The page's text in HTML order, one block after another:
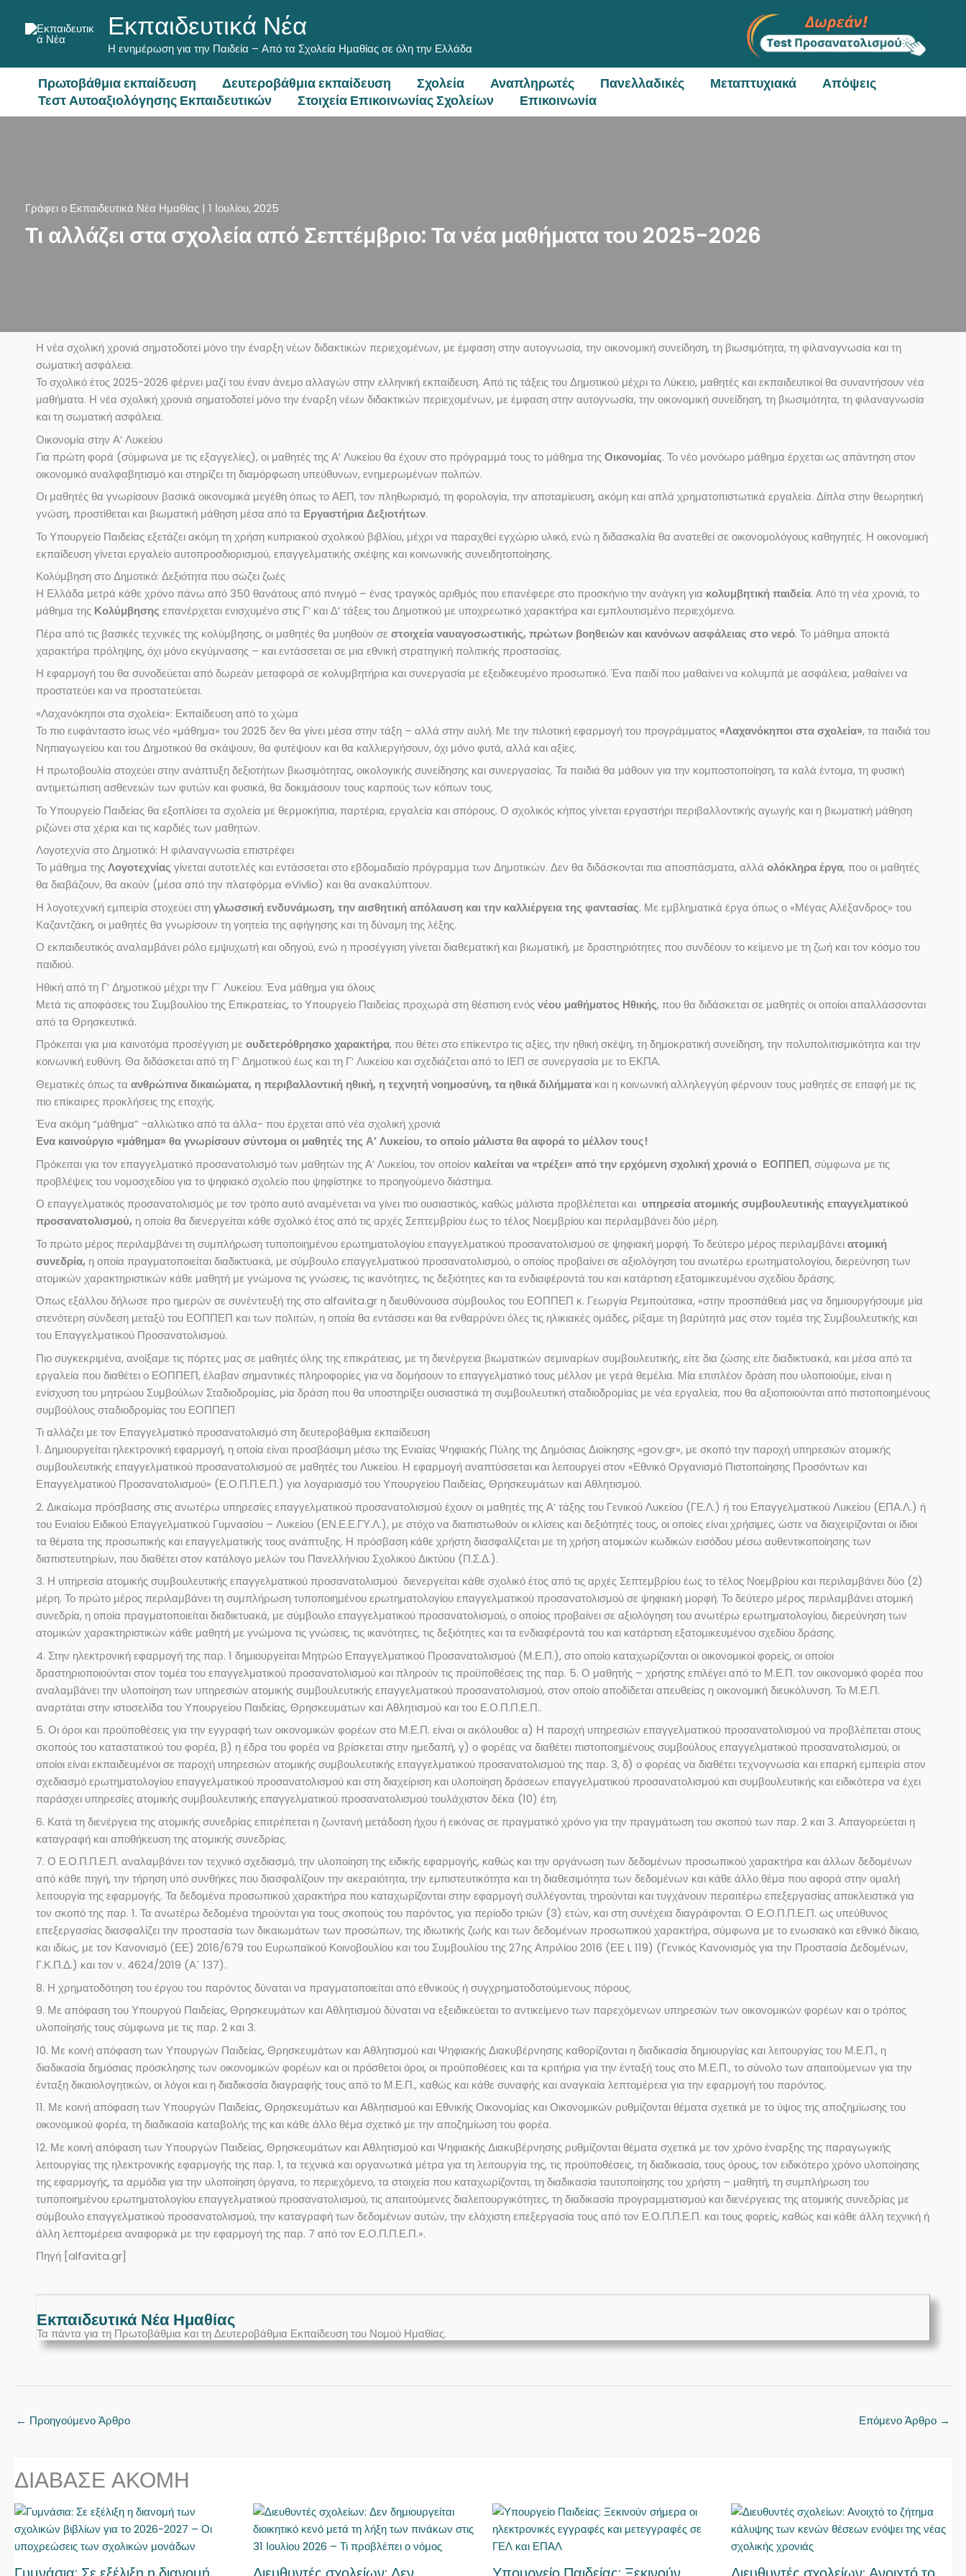
περιεχόμενο
Εκπαιδευτικά Νέα
Η ενημέρωση για την Παιδεία – Από τα Σχολεία Ημαθίας σε όλη την Ελλάδα
Πρωτοβάθμια εκπαίδευση Δευτεροβάθμια εκπαίδευση Σχολεία Αναπληρωτές Πανελλαδικές Μεταπτυχιακά
Απόψεις
Τεστ Αυτοαξιολόγησης Εκπαιδευτικών
Στοιχεία Επικοινωνίας Σχολείων Επικοινωνία
Γράφει ο Εκπαιδευτικά Νέα Ημαθίας | 1 Ιουλίου, 2025
Τι αλλάζει στα σχολεία από Σεπτέμβριο: Τα νέα μαθήματα του 2025-2026
Η νέα σχολική χρονιά σηματοδοτεί μόνο την έναρξη νέων διδακτικών περιεχομένων, με έμφαση στην αυτογνωσία, την οικονομική συνείδηση, τη βιωσιμότητα, τη φιλαναγνωσία και τη
σωματική ασφάλεια.
Το σχολικό έτος 2025-2026 φέρνει μαζί του έναν άνεμο αλλαγών στην ελληνική εκπαίδευση. Από τις τάξεις του Δημοτικού μέχρι το Λύκειο, μαθητές και εκπαιδευτικοί θα συναντήσουν νέα
μαθήματα. Η νέα σχολική χρονιά σηματοδοτεί μόνο την έναρξη νέων διδακτικών περιεχομένων, με έμφαση στην αυτογνωσία, την οικονομική συνείδηση, τη βιωσιμότητα, τη φιλαναγνωσία
και τη σωματική ασφάλεια.
Οικονομία στην Α’ Λυκείου
Για πρώτη φορά (σύμφωνα με τις εξαγγελίες), οι μαθητές της Α’ Λυκείου θα έχουν στο πρόγραμμά τους το μάθημα τηςΟικονομίας. Το νέο μονόωρο μάθημα έρχεται ως απάντηση στον
οικονομικό αναλφαβητισμό και στηρίζει τη διαμόρφωση υπεύθυνων, ενημερωμένων πολιτών.
Οι μαθητές θα γνωρίσουν βασικά οικονομικά μεγέθη όπως το ΑΕΠ, τον πληθωρισμό, τη φορολογία, την αποταμίευση, ακόμη και απλά χρηματοπιστωτικά εργαλεία. Δίπλα στην θεωρητική
γνώση, προστίθεται και βιωματική μάθηση μέσα από τα Εργαστήρια Δεξιοτήτων.
Το Υπουργείο Παιδείας εξετάζει ακόμη τη χρήση κυπριακού σχολικού βιβλίου, μέχρι να παραχθεί εγχώριο υλικό, ενώ η διδασκαλία θα ανατεθεί σε οικονομολόγους καθηγητές. Η οικονομική
εκπαίδευση γίνεται εργαλείο αυτοπροσδιορισμού, επαγγελματικής σκέψης και κοινωνικής συνειδητοποίησης.
Κολύμβηση στο Δημοτικό: Δεξιότητα που σώζει ζωές
Η Ελλάδα μετρά κάθε χρόνο πάνω από 350 θανάτους από πνιγμό – ένας τραγικός αριθμός που επανέφερε στο προσκήνιο την ανάγκη για κολυμβητική παιδεία. Από τη νέα χρονιά, το
μάθημα της Κολύμβησης επανέρχεται ενισχυμένο στις Γ’ και Δ’ τάξεις του Δημοτικού με υποχρεωτικό χαρακτήρα και εμπλουτισμένο περιεχόμενο.
Πέρα από τις βασικές τεχνικές της κολύμβησης, οι μαθητές θα μυηθούν σε στοιχεία ναυαγοσωστικής, πρώτων βοηθειών και κανόνων ασφάλειας στο νερό. Το μάθημα αποκτά
χαρακτήρα πρόληψης, όχι μόνο εκγύμνασης – και εντάσσεται σε μια εθνική στρατηγική πολιτικής προστασίας.
Η εφαρμογή του θα συνοδεύεται από δωρεάν μεταφορά σε κολυμβητήρια και συνεργασία με εξειδικευμένο προσωπικό. Ένα παιδί που μαθαίνει να κολυμπά με ασφάλεια, μαθαίνει να
προστατεύει και να προστατεύεται.
«Λαχανόκηποι στα σχολεία»: Εκπαίδευση από το χώμα
Το πιο ευφάνταστο ίσως νέο «μάθημα» του 2025 δεν θα γίνει μέσα στην τάξη – αλλά στην αυλή. Με την πιλοτική εφαρμογή του προγράμματος «Λαχανόκηποι στα σχολεία», τα παιδιά του
Νηπιαγωγείου και του Δημοτικού θα σκάψουν, θα φυτέψουν και θα καλλιεργήσουν, όχι μόνο φυτά, αλλά και αξίες.
Η πρωτοβουλία στοχεύει στην ανάπτυξη δεξιοτήτων βιωσιμότητας, οικολογικής συνείδησης και συνεργασίας. Τα παιδιά θα μάθουν για την κομποστοποίηση, τα καλά έντομα, τη φυσική
αντιμετώπιση ασθενειών των φυτών και φυσικά, θα δοκιμάσουν τους καρπούς των κόπων τους.
Το Υπουργείο Παιδείας θα εξοπλίσει τα σχολεία με θερμοκήπια, παρτέρια, εργαλεία και σπόρους. Ο σχολικός κήπος γίνεται εργαστήρι περιβαλλοντικής αγωγής και η βιωματική μάθηση
ριζώνει στα χέρια και τις καρδιές των μαθητών.
Λογοτεχνία στο Δημοτικό: Η φιλαναγνωσία επιστρέφει
Το μάθημα τηςΛογοτεχνίας γίνεται αυτοτελές και εντάσσεται στο εβδομαδιαίο πρόγραμμα των Δημοτικών. Δεν θα διδάσκονται πια αποσπάσματα, αλλά ολόκληρα έργα, που οι μαθητές
θα διαβάζουν, θα ακούν (μέσα από την πλατφόρμα eVivlio) και θα ανακαλύπτουν.
Η λογοτεχνική εμπειρία στοχεύει στηγλωσσική ενδυνάμωση, την αισθητική απόλαυση και την καλλιέργεια της φαντασίας. Με εμβληματικά έργα όπως ο «Μέγας Αλέξανδρος» του
Καζαντζάκη, οι μαθητές θα γνωρίσουν τη γοητεία της αφήγησης και τη δύναμη της λέξης.
Ο εκπαιδευτικός αναλαμβάνει ρόλο εμψυχωτή και οδηγού, ενώ η προσέγγιση γίνεται διαθεματική και βιωματική, με δραστηριότητες που συνδέουν το κείμενο με τη ζωή και τον κόσμο του
παιδιού.
Ηθική από τη Γ’ Δημοτικού μέχρι την Γ΄ Λυκείου: Ένα μάθημα για όλους
Μετά τις αποφάσεις του Συμβουλίου της Επικρατείας, το Υπουργείο Παιδείας προχωρά στη θέσπιση ενόςνέου μαθήματος Ηθικής, που θα διδάσκεται σε μαθητές οι οποίοι απαλλάσσονται
από τα Θρησκευτικά.
Πρόκειται για μια καινοτόμα προσέγγιση με ουδετερόθρησκο χαρακτήρα, που θέτει στο επίκεντρο τις αξίες, την ηθική σκέψη, τη δημοκρατική συνείδηση, την πολυπολιτισμικότητα και την
κοινωνική ευθύνη. Θα διδάσκεται από τη Γ’ Δημοτικού έως και τη Γ’ Λυκείου και σχεδιάζεται από το ΙΕΠ σε συνεργασία με το ΕΚΠΑ.
Θεματικές όπως τα ανθρώπινα δικαιώματα, η περιβαλλοντική ηθική, η τεχνητή νοημοσύνη, τα ηθικά διλήμματα και η κοινωνική αλληλεγγύη φέρνουν τους μαθητές σε επαφή με τις
πιο επίκαιρες προκλήσεις της εποχής.
Ένα ακόμη “μάθημα” -αλλιώτικο από τα άλλα- που έρχεται από νέα σχολική χρονιά
Ενα καινούργιο «μάθημα» θα γνωρίσουν σύντομα οι μαθητές της Α’ Λυκείου, το οποίο μάλιστα θα αφορά το μέλλον τους!
Πρόκειται για τον επαγγελματικό προσανατολισμό των μαθητών της Α’ Λυκείου, τον οποίον καλείται να «τρέξει» από την ερχόμενη σχολική χρονιά ο ΕΟΠΠΕΠ, σύμφωνα με τις
προβλέψεις του νομοσχεδίου για το ψηφιακό σχολείο που ψηφίστηκε το προηγούμενο διάστημα.
Ο επαγγελματικός προσανατολισμός με τον τρόπο αυτό αναμένεται να γίνει πιο ουσιαστικός, καθώς μάλιστα προβλέπεται και υπηρεσία ατομικής συμβουλευτικής επαγγελματικού
προσανατολισμού, η οποία θα διενεργείται κάθε σχολικό έτος από τις αρχές Σεπτεμβρίου έως το τέλος Νοεμβρίου και περιλαμβάνει δύο μέρη.
Το πρώτο μέρος περιλαμβάνει τη συμπλήρωση τυποποιημένου ερωτηματολογίου επαγγελματικού προσανατολισμού σε ψηφιακή μορφή. Το δεύτερο μέρος περιλαμβάνειατομική
συνεδρία, η οποία πραγματοποιείται διαδικτυακά, με σύμβουλο επαγγελματικού προσανατολισμού, ο οποίος προβαίνει σε αξιολόγηση του ανωτέρω ερωτηματολογίου, διερεύνηση των
ατομικών χαρακτηριστικών κάθε μαθητή με γνώμονα τις γνώσεις, τις ικανότητες, τις δεξιότητες και τα ενδιαφέροντά του και κατάρτιση εξατομικευμένου σχεδίου δράσης.
Όπως εξάλλου δήλωσε προ ημερών σε συνέντευξή της στο alfavita.gr η διευθύνουσα σύμβουλος του ΕΟΠΠΕΠ κ. Γεωργία Ρεμπούτσικα, «στην προσπάθειά μας να δημιουργήσουμε μία
στενότερη σύνδεση μεταξύ του ΕΟΠΠΕΠ και των πολιτών, η οποία θα εντάσσει και θα ενθαρρύνει όλες τις ηλικιακές ομάδες, ρίξαμε τη βαρύτητά μας στον τομέα της Συμβουλευτικής και
του Επαγγελματικού Προσανατολισμού.
Πιο συγκεκριμένα, ανοίξαμε τις πόρτες μας σε μαθητές όλης της επικράτειας, με τη διενέργεια βιωματικών σεμιναρίων συμβουλευτικής, είτε δια ζώσης είτε διαδικτυακά, και μέσα από τα
εργαλεία που διαθέτει ο ΕΟΠΠΕΠ, έλαβαν σημαντικές πληροφορίες για να δομήσουν το επαγγελματικό τους μέλλον με γερά θεμέλια. Μία επιπλέον δράση που υλοποιούμε, είναι η
ενίσχυση του μητρώου Συμβούλων Σταδιοδρομίας, μία δράση που θα υποστηρίξει ουσιαστικά τη συμβουλευτική σταδιοδρομίας με νέα εργαλεία, που θα αξιοποιούνται από πιστοποιημένους
συμβούλους σταδιοδρομίας του ΕΟΠΠΕΠ
Τι αλλάζει με τον Επαγγελματικό προσανατολισμό στη δευτεροβάθμια εκπαίδευση
1. Δημιουργείται ηλεκτρονική εφαρμογή, η οποία είναι προσβάσιμη μέσω της Ενιαίας Ψηφιακής Πύλης της Δημόσιας Διοίκησης «gov.gr», με σκοπό τηv παροχή υπηρεσιών ατομικής
συμβουλευτικής επαγγελματικού προσανατολισμού σε μαθητές του Λυκείου. Η εφαρμογή αναπτύσσεται και λειτουργεί στον «Εθνικό Οργανισμό Πιστοποίησης Προσόντων και
Επαγγελματικού Προσανατολισμού» (Ε.Ο.Π.Π.Ε.Π.) για λογαριασμό του Υπουργείου Παιδείας, Θρησκευμάτων και Αθλητισμού.
2. Δικαίωμα πρόσβασης στις ανωτέρω υπηρεσίες επαγγελματικού προσανατολισμού έχουν οι μαθητές της Α’ τάξης του Γενικού Λυκείου (ΓΕ.Λ.) ή του Επαγγελματικού Λυκείου (ΕΠΑ.Λ.) ή
του Ενιαίου Ειδικού Επαγγελματικού Γυμνασίου – Λυκείου (ΕΝ.Ε.Ε.ΓΥ.Λ.), με στόχο να διαπιστωθούν οι κλίσεις και δεξιότητές τους, οι οποίες είναι χρήσιμες, ώστε να διαχειρίζονται οι ίδιοι
τα θέματα της προσωπικής και επαγγελματικής τους ανάπτυξης. Η πρόσβαση κάθε χρήστη διασφαλίζεται με τη χρήση ατομικών κωδικών εισόδου μέσω αυθεντικοποίησης των
διαπιστευτηρίων, που διαθέτει στον κατάλογο μελών του Πανελλήνιου Σχολικού Δικτύου (Π.Σ.Δ.).
3. Η υπηρεσία ατομικής συμβουλευτικής επαγγελματικού προσανατολισμού διενεργείται κάθε σχολικό έτος από τις αρχές Σεπτεμβρίου έως το τέλος Νοεμβρίου και περιλαμβάνει δύο (2)
μέρη. Το πρώτο μέρος περιλαμβάνει τη συμπλήρωση τυποποιημένου ερωτηματολογίου επαγγελματικού προσανατολισμού σε ψηφιακή μορφή. Το δεύτερο μέρος περιλαμβάνει ατομική
συνεδρία, η οποία πραγματοποιείται διαδικτυακά, με σύμβουλο επαγγελματικού προσανατολισμού, ο οποίος προβαίνει σε αξιολόγηση του ανωτέρω ερωτηματολογίου, διερεύνηση των
ατομικών χαρακτηριστικών κάθε μαθητή με γνώμονα τις γνώσεις, τις ικανότητες, τις δεξιότητες και τα ενδιαφέροντά του και κατάρτιση εξατομικευμένου σχεδίου δράσης.
4. Στην ηλεκτρονική εφαρμογή της παρ. 1 δημιουργείται Μητρώο Επαγγελματικού Προσανατολισμού (Μ.Ε.Π.), στο οποίο καταχωρίζονται οι οικονομικοί φορείς, οι οποίοι
δραστηριοποιούνται στον τομέα του επαγγελματικού προσανατολισμού και πληρούν τις προϋποθέσεις της παρ. 5. Ο μαθητής – χρήστης επιλέγει από το Μ.Ε.Π. τον οικονομικό φορέα που
αναλαμβάνει την υλοποίηση των υπηρεσιών ατομικής συμβουλευτικής επαγγελματικού προσανατολισμού, στον οποίο αποδίδεται απευθείας η οικονομική διευκόλυνση. Το Μ.Ε.Π.
αναρτάται στην ιστοσελίδα του Υπουργείου Παιδείας, Θρησκευμάτων και Αθλητισμού και του Ε.Ο.Π.Π.Ε.Π..
5. Οι όροι και προϋποθέσεις για την εγγραφή των οικονομικών φορέων στο Μ.Ε.Π. είναι οι ακόλουθοι: α) Η παροχή υπηρεσιών επαγγελματικού προσανατολισμού να προβλέπεται στους
σκοπούς του καταστατικού του φορέα, β) η έδρα του φορέα να βρίσκεται στην ημεδαπή, γ) ο φορέας να διαθέτει πιστοποιημένους συμβούλους επαγγελματικού προσανατολισμού, οι
οποίοι είναι εκπαιδευμένοι σε παροχή υπηρεσιών ατομικής συμβουλευτικής επαγγελματικού προσανατολισμού της παρ. 3, δ) ο φορέας να διαθέτει τεχνογνωσία και επαρκή εμπειρία στον
σχεδιασμό ερωτηματολογίου επαγγελματικού προσανατολισμού και στη διαχείριση και υλοποίηση δράσεων επαγγελματικού προσανατολισμού και συμβουλευτικής και ειδικότερα να έχει
παράσχει υπηρεσίες ατομικής συμβουλευτικής επαγγελματικού προσανατολισμού τουλάχιστον δέκα (10) έτη.
6. Κατά τη διενέργεια της ατομικής συνεδρίας επιτρέπεται η ζωντανή μετάδοση ήχου ή εικόνας σε πραγματικό χρόνο για την πραγμάτωση του σκοπού των παρ. 2 και 3. Απαγορεύεται η
καταγραφή και αποθήκευση της ατομικής συνεδρίας.
7. Ο Ε.Ο.Π.Π.Ε.Π. αναλαμβάνει τον τεχνικό σχεδιασμό, την υλοποίηση της ειδικής εφαρμογής, καθώς και την οργάνωση των δεδομένων προσωπικού χαρακτήρα και άλλων δεδομένων
από κάθε πηγή, την τήρηση υπό συνθήκες που διασφαλίζουν την ακεραιότητα, την εμπιστευτικότητα και τη διαθεσιμότητα των δεδομένων και κάθε άλλο θέμα που αφορά στην ομαλή
λειτουργία της εφαρμογής. Τα δεδομένα προσωπικού χαρακτήρα που καταχωρίζονται στην εφαρμογή συλλέγονται, τηρούνται και τυγχάνουν περαιτέρω επεξεργασίας αποκλειστικά για
τον σκοπό της παρ. 1. Τα ανωτέρω δεδομένα τηρούνται για τους σκοπούς του παρόντος, για περίοδο τριών (3) ετών, και στη συνέχεια διαγράφονται. Ο Ε.Ο.Π.Π.Ε.Π. ως υπεύθυνος
επεξεργασίας διασφαλίζει την προστασία των δικαιωμάτων των προσώπων, της ιδιωτικής ζωής και των δεδομένων προσωπικού χαρακτήρα, σύμφωνα με το ενωσιακό και εθνικό δίκαιο,
και ιδίως, με τον Κανονισμό (ΕΕ) 2016/679 του Ευρωπαϊκού Κοινοβουλίου και του Συμβουλίου της 27ης Απριλίου 2016 (ΕΕ L 119) (Γενικός Κανονισμός για την Προστασία Δεδομένων,
Γ.Κ.Π.Δ.) και τον ν. 4624/2019 (Α` 137).
8. Η χρηματοδότηση του έργου του παρόντος δύναται να πραγματοποιείται από εθνικούς ή συγχρηματοδοτούμενους πόρους.
9. Με απόφαση του Υπουργού Παιδείας, Θρησκευμάτων και Αθλητισμού δύναται να εξειδικεύεται το αντικείμενο των παρεχόμενων υπηρεσιών των οικονομικών φορέων και ο τρόπος
υλοποίησής τους σύμφωνα με τις παρ. 2 και 3.
10. Με κοινή απόφαση των Υπουργών Παιδείας, Θρησκευμάτων και Αθλητισμού και Ψηφιακής Διακυβέρνησης καθορίζονται η διαδικασία δημιουργίας και λειτουργίας του Μ.Ε.Π., η
διαδικασία δημόσιας πρόσκλησης των οικονομικών φορέων και οι πρόσθετοι όροι, οι προϋποθέσεις και τα κριτήρια για την ένταξή τους στο Μ.Ε.Π., το σύνολο των απαιτούμενων για την
ένταξη δικαιολογητικών, οι λόγοι και η διαδικασία διαγραφής τους από το Μ.Ε.Π., καθώς και κάθε συναφής και αναγκαία λεπτομέρεια για την εφαρμογή του παρόντος.
11. Με κοινή απόφαση των Υπουργών Παιδείας, Θρησκευμάτων και Αθλητισμού και Εθνικής Οικονομίας και Οικονομικών ρυθμίζονται θέματα σχετικά με το ύψος της αποζημίωσης του
οικονομικού φορέα, τη διαδικασία καταβολής της και κάθε άλλο θέμα σχετικό με την αποζημίωση του φορέα.
12. Με κοινή απόφαση των Υπουργών Παιδείας, Θρησκευμάτων και Αθλητισμού και Ψηφιακής Διακυβέρνησης ρυθμίζονται θέματα σχετικά με τον χρόνο έναρξης της παραγωγικής
λειτουργίας της ηλεκτρονικής εφαρμογής της παρ. 1, τα τεχνικά και οργανωτικά μέτρα για τη λειτουργία της, τις προϋποθέσεις, τη διαδικασία, τους όρους, τον ειδικότερο χρόνο υλοποίησης
της εφαρμογής, τα αρμόδια για την υλοποίηση όργανα, το περιεχόμενο, τα στοιχεία που καταχωρίζονται, τη διαδικασία ταυτοποίησης του χρήστη – μαθητή, τη συμπλήρωση του
τυποποιημένου ερωτηματολογίου επαγγελματικού προσανατολισμού, τις απαιτούμενες διαλειτουργικότητες, τη διαδικασία προγραμματισμού και διενέργειας της ατομικής συνεδρίας με
σύμβουλο επαγγελματικού προσανατολισμού, την καταγραφή των δεδομένων αυτών, την ελάχιστη επεξεργασία τους από τον Ε.Ο.Π.Π.Ε.Π. και τους φορείς, καθώς και κάθε άλλη τεχνική ή
άλλη λεπτομέρεια αναφορικά με την εφαρμογή της παρ. 7 από τον Ε.Ο.Π.Π.Ε.Π.».
Πηγή [alfavita.gr]
Εκπαιδευτικά Νέα Ημαθίας
Τα πάντα για τη Πρωτοβάθμια και τη Δευτεροβάθμια Εκπαίδευση του Νομού Ημαθίας.
← Προηγούμενο Άρθρο Επόμενο Άρθρο →
ΔΙΑΒΑΣΕ ΑΚΟΜΗ